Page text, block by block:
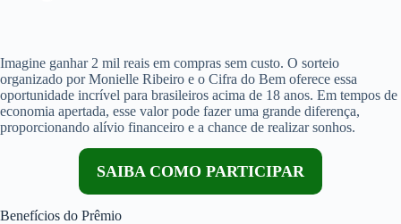
Imagine ganhar 2 mil reais em compras sem custo. O sorteio
organizado por Monielle Ribeiro e o Cifra do Bem oferece essa
oportunidade incrível para brasileiros acima de 18 anos. Em tempos de
economia apertada, esse valor pode fazer uma grande diferença,
proporcionando alívio financeiro e a chance de realizar sonhos.
SAIBA COMO PARTICIPAR
Benefícios do Prêmio